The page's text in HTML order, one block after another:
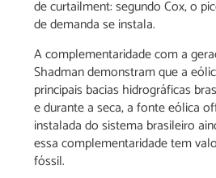
de curtailment: segundo Cox, o
de demanda se instala.
A complementaridade com a
Shadman demonstram que a
principais bacias hidrográficas
e durante a seca, a fonte eólica
instalada do sistema brasileiro
essa complementaridade tem
fóssil.